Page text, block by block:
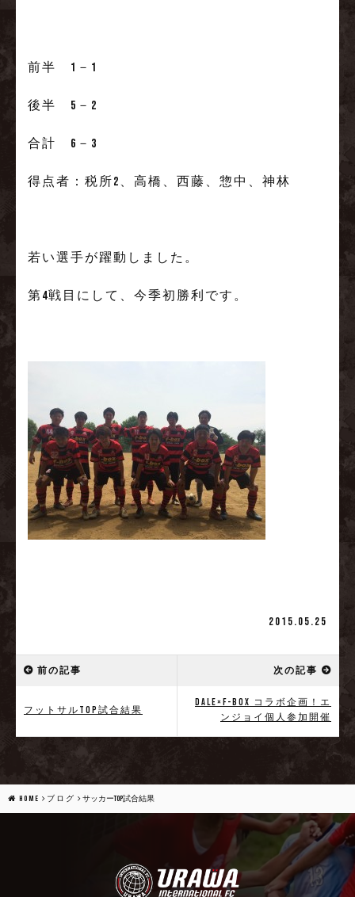
前半 1－1
後半 5－2
合計 6－3
得点者：税所2、高橋、西藤、惣中、神林
若い選手が躍動しました。
第4戦目にして、今季初勝利です。
2015.05.25
前の記事
フットサルTOP試合結果
次の記事
DALE×f-box コラボ企画！エ
ンジョイ個人参加開催
HOME ブログ サッカーTOP試合結果